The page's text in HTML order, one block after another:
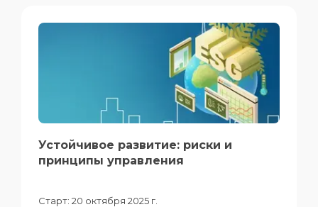
Устойчивое развитие: риски и
принципы управления
Старт: 20 октября 2025 г.